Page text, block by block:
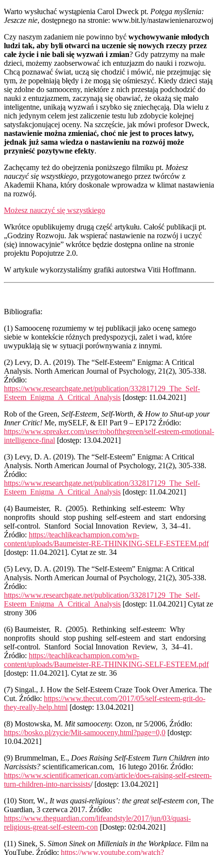
Warto wysłuchać wystąpienia Carol Dweck pt. Potęga myślenia:
Jeszcze nie, dostępnego na stronie: www.bit.ly/nastawienienarozwoj
Czy naszym zadaniem nie powinno być wychowywanie młodych
ludzi tak, aby byli otwarci na uczenie się nowych rzeczy przez
całe życie i nie bali się wyzwań i zmian? Gdy patrzymy na małe
dzieci, możemy zaobserwować ich entuzjazm do nauki i rozwoju.
Chcą poznawać świat, uczą się chodzić i mówić, nie przejmując się
tym, że popełniają błędy i że mogą się ośmieszyć. Kiedy dzieci stają
się zdolne do samooceny, niektóre z nich przestają podchodzić do
nauki z entuzjazmem, zaczynają się obawiać, że okażą się mało
inteligentne, unikają wyzwań i szybko się zniechęcają. Dla wielu z
nich jedynym celem jest zaliczenie testu lub zdobycie kolejnej
satysfakcjonującej oceny. Na szczęście, jak mówi profesor Dweck,
nastawienie można zmieniać, choć nie jest to proces łatwy,
jednak już sama wiedza o nastawieniu na rozwój może
przynieść pozytywne efekty.
Zachęcamy też do obejrzenia poniższego filmiku pt. Możesz
nauczyć się wszystkiego, przygotowanego przez twórców z
Akademii Khana, który doskonale wprowadza w klimat nastawienia
na rozwój.
Możesz nauczyć się wszystkiego
Wkrótce opublikujemy drugą część artykułu. Całość publikacji pt.
„Godziny Rozwoju. Jak wspierać nastawienie na rozwój i uczyć
(się) innowacyjnie” wkrótce będzie dostępna online na stronie
projektu Popojutrze 2.0.
W artykule wykorzystaliśmy grafiki autorstwa Vitii Hoffmann.
Bibliografia:
(1) Samoocenę rozumiemy w tej publikacji jako ocenę samego
siebie w kontekście różnych predyspozycji, zalet i wad, które
uwypuklają się w sytuacji porównywania z innymi.
(2) Levy, D. A. (2019). The “Self-Esteem” Enigma: A Critical
Analysis. North American Journal of Psychology, 21(2), 305-338.
Źródło:
https://www.researchgate.net/publication/332817129_The_Self-
Esteem_Enigma_A_Critical_Analysis [dostęp: 11.04.2021]
Rob of the Green, Self-Esteem, Self-Worth, & How to Shut-up your
Inner Critic! Me, mySELF, & EI! Part 9 – EP172 Źródło:
https://www.spreaker.com/user/robofthegreen/self-esteem-emotional-
intelligence-final [dostęp: 13.04.2021]
(3) Levy, D. A. (2019). The “Self-Esteem” Enigma: A Critical
Analysis. North American Journal of Psychology, 21(2), 305-338.
Źródło:
https://www.researchgate.net/publication/332817129_The_Self-
Esteem_Enigma_A_Critical_Analysis [dostęp: 11.04.2021]
(4) Baumeister, R. (2005). Rethinking self-esteem: Why
nonprofits should stop pushing self-esteem and start endorsing
self-control. Stanford Social Innovation Review, 3, 34–41.
Źródło: https://teachlikeachampion.com/wp-
content/uploads/Baumeister-RE-THINKING-SELF-ESTEEM.pdf
[dostęp: 11.04.2021]. Cytat ze str. 34
(5) Levy, D. A. (2019). The “Self-Esteem” Enigma: A Critical
Analysis. North American Journal of Psychology, 21(2), 305-338.
Źródło:
https://www.researchgate.net/publication/332817129_The_Self-
Esteem_Enigma_A_Critical_Analysis [dostęp: 11.04.2021] Cytat ze
strony 306
(6) Baumeister, R. (2005). Rethinking self-esteem: Why
nonprofits should stop pushing self-esteem and start endorsing
self-control. Stanford Social Innovation Review, 3, 34–41.
Źródło: https://teachlikeachampion.com/wp-
content/uploads/Baumeister-RE-THINKING-SELF-ESTEEM.pdf
[dostęp: 11.04.2021]. Cytat ze str. 36
(7) Singal., J. How the Self-Esteem Craze Took Over America. The
Cut. Źródło: https://www.thecut.com/2017/05/self-esteem-grit-do-
they-really-help.html [dostęp: 13.04.2021]
(8) Mostowska, M. Mit samooceny. Ozon, nr 5/2006, Źródło:
https://bosko.pl/zycie/Mit-samooceny.html?page=0,0 [dostęp:
10.04.2021]
(9) Brummelman, E., Does Raising Self-Esteem Turn Children into
Narcissists? scientificamerican.com, 16 lutego 2016r. Źródło:
https://www.scientificamerican.com/article/does-raising-self-esteem-
turn-children-into-narcissists/ [dostęp: 13.04.2021]
(10) Storr, W., It was quasi-religious’: the great self-esteem con, The
Guardian, 3 czerwca 2017. Źródło:
https://www.theguardian.com/lifeandstyle/2017/jun/03/quasi-
religious-great-self-esteem-con [Dostęp: 02:04.2021]
(11) Sinek, S. Simon Sinek on Millenials in the Workplace. Film na
YouTube. Źródło: https://www.youtube.com/watch?